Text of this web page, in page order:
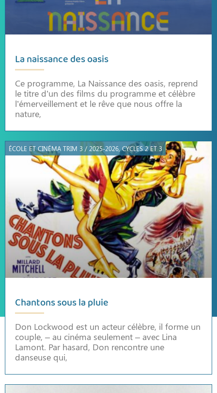
La naissance des oasis
Ce programme, La Naissance des oasis, reprend
le titre d’un des films du programme et célèbre
l’émerveillement et le rêve que nous offre la
nature,
ÉCOLE ET CINÉMA TRIM 3 / 2025-2026, CYCLES 2 ET 3
Chantons sous la pluie
Don Lockwood est un acteur célèbre, il forme un
couple, – au cinéma seulement – avec Lina
Lamont. Par hasard, Don rencontre une
danseuse qui,